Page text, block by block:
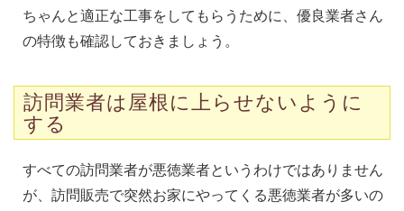
ちゃんと適正な工事をしてもらうために、優良業者さん
の特徴も確認しておきましょう。
訪問業者は屋根に上らせないように
する
すべての訪問業者が悪徳業者というわけではありません
が、訪問販売で突然お家にやってくる悪徳業者が多いの